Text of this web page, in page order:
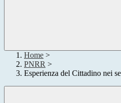
Home >
PNRR >
Esperienza del Cittadino nei